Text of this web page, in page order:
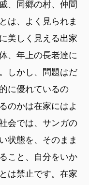
、同郷の村、仲間
は、よく見られま
美しく見える出家
、年上の長老達に
しかし、問題はだ
に優れているの
のかは在家にはよ
会では、サンガの
状態を、そのまま
こと、自分をいか
は禁止です。在家